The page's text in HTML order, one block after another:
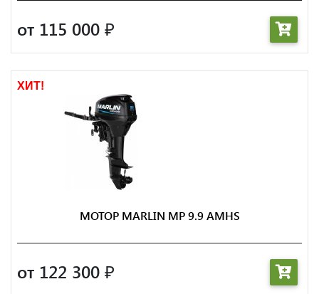
от 115 000 ₽
ХИТ!
МОТОР MARLIN MP 9.9 AMHS
от 122 300 ₽